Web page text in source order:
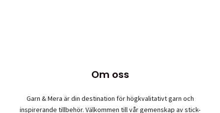
väljas
produktsidan
Om oss
Garn & Mera är din destination för högkvalitativt garn och
inspirerande tillbehör. Välkommen till vår gemenskap av stick-